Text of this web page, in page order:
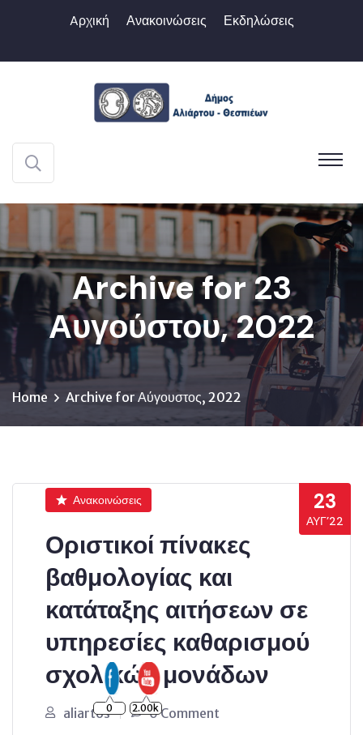
Aρχική Ανακοινώσεις Εκδηλώσεις
Archive for 23
Αυγούστου, 2022
Home Archive for Αύγουστος, 2022
23
ΑΥΓ’22
Ανακοινώσεις
Οριστικοί πίνακες
βαθμολογίας και
κατάταξης αιτήσεων σε
υπηρεσίες καθαρισμού
σχολικών μονάδων
aliartos 0 Comment
0 2.00k